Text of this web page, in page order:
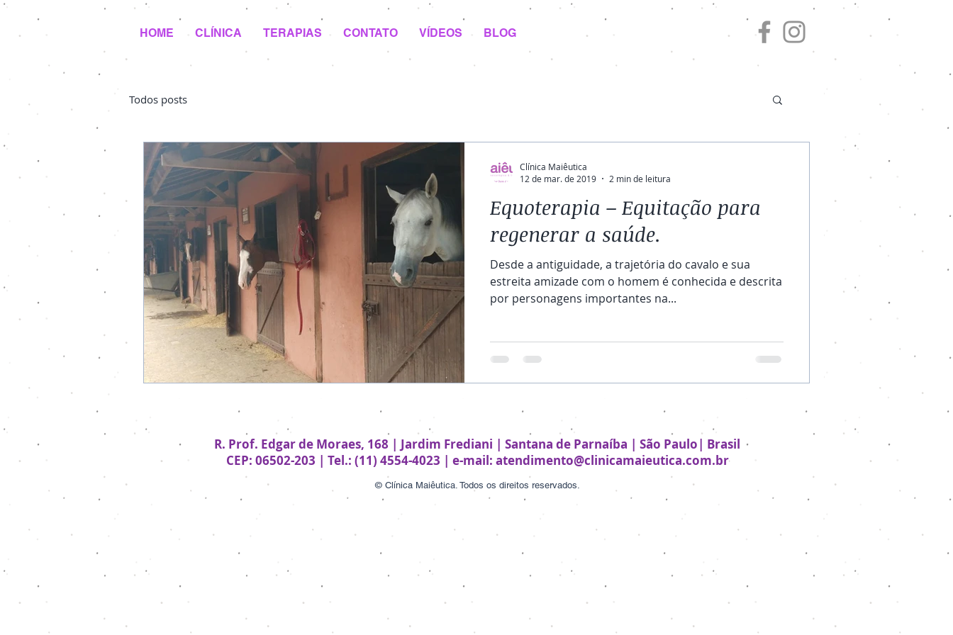
HOME CLÍNICA TERAPIAS CONTATO VÍDEOS BLOG
Todos posts
Equoterapia – Equitação para
regenerar a saúde.
Desde a antiguidade, a trajetória do cavalo e sua
estreita amizade com o homem é conhecida e descrita
por personagens importantes na...
Clínica Maiêutica
12 de mar. de 2019
2 min de leitura
R. Prof. Edgar de Moraes, 168 | Jardim Frediani | Santana de Parnaíba | São Paulo| Brasil
CEP: 06502-203 | Tel.: (11) 4554-4023 | e-mail: atendimento@clinicamaieutica.com.br
© Clínica Maiêutica. Todos os direitos reservados.